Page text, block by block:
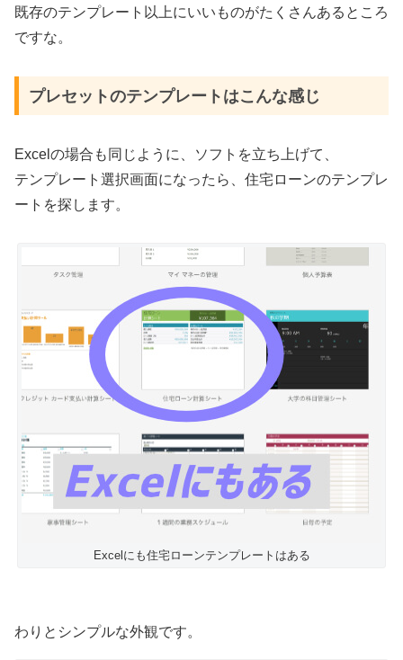
既存のテンプレート以上にいいものがたくさんあるところ
ですな。
プレセットのテンプレートはこんな感じ
Excelの場合も同じように、ソフトを立ち上げて、
テンプレート選択画面になったら、住宅ローンのテンプレ
ートを探します。
Excelにも住宅ローンテンプレートはある
わりとシンプルな外観です。